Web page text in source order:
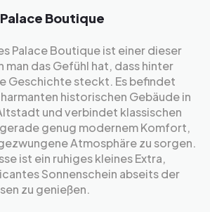
Boutique
Palace Boutique ist einer dieser
man das Gefühl hat, dass hinter
Geschichte steckt. Es befindet
historischen Gebäude in
und verbindet klassischen
genug modernem Komfort,
Atmosphäre zu sorgen.
ist ein ruhiges kleines Extra,
Sonnenschein abseits der
zu genießen.